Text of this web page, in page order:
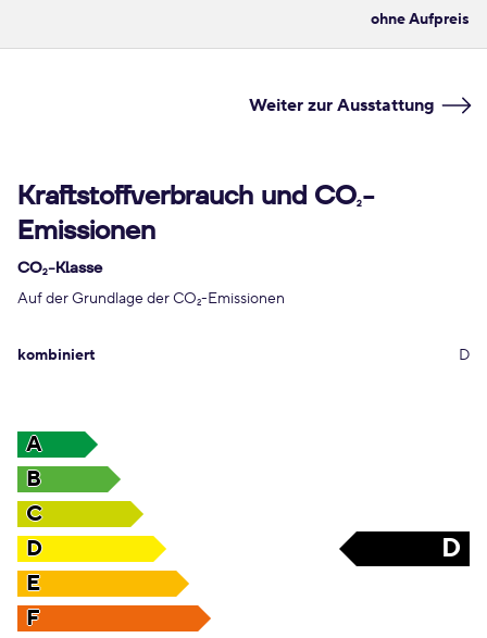
ohne Aufpreis
Weiter zur Ausstattung
Kraftstoffverbrauch und CO2-
Emissionen
CO2-Klasse
Auf der Grundlage der CO2-Emissionen
kombiniert D
A
B
C
D
D
E
F